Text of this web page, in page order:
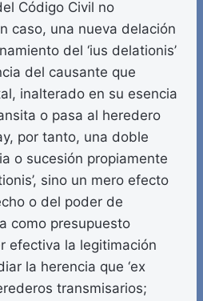
Código Civil no
caso, una nueva delación
del ‘ius delationis’
del causante que
inalterado en su esencia
o pasa al heredero
por tanto, una doble
o sucesión propiamente
sino un mero efecto
o del poder de
como presupuesto
efectiva la legitimación
la herencia que ‘ex
transmisarios;